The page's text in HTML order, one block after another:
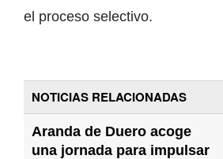
el proceso selectivo.
NOTICIAS RELACIONADAS
Aranda de Duero acoge
una jornada para impulsar